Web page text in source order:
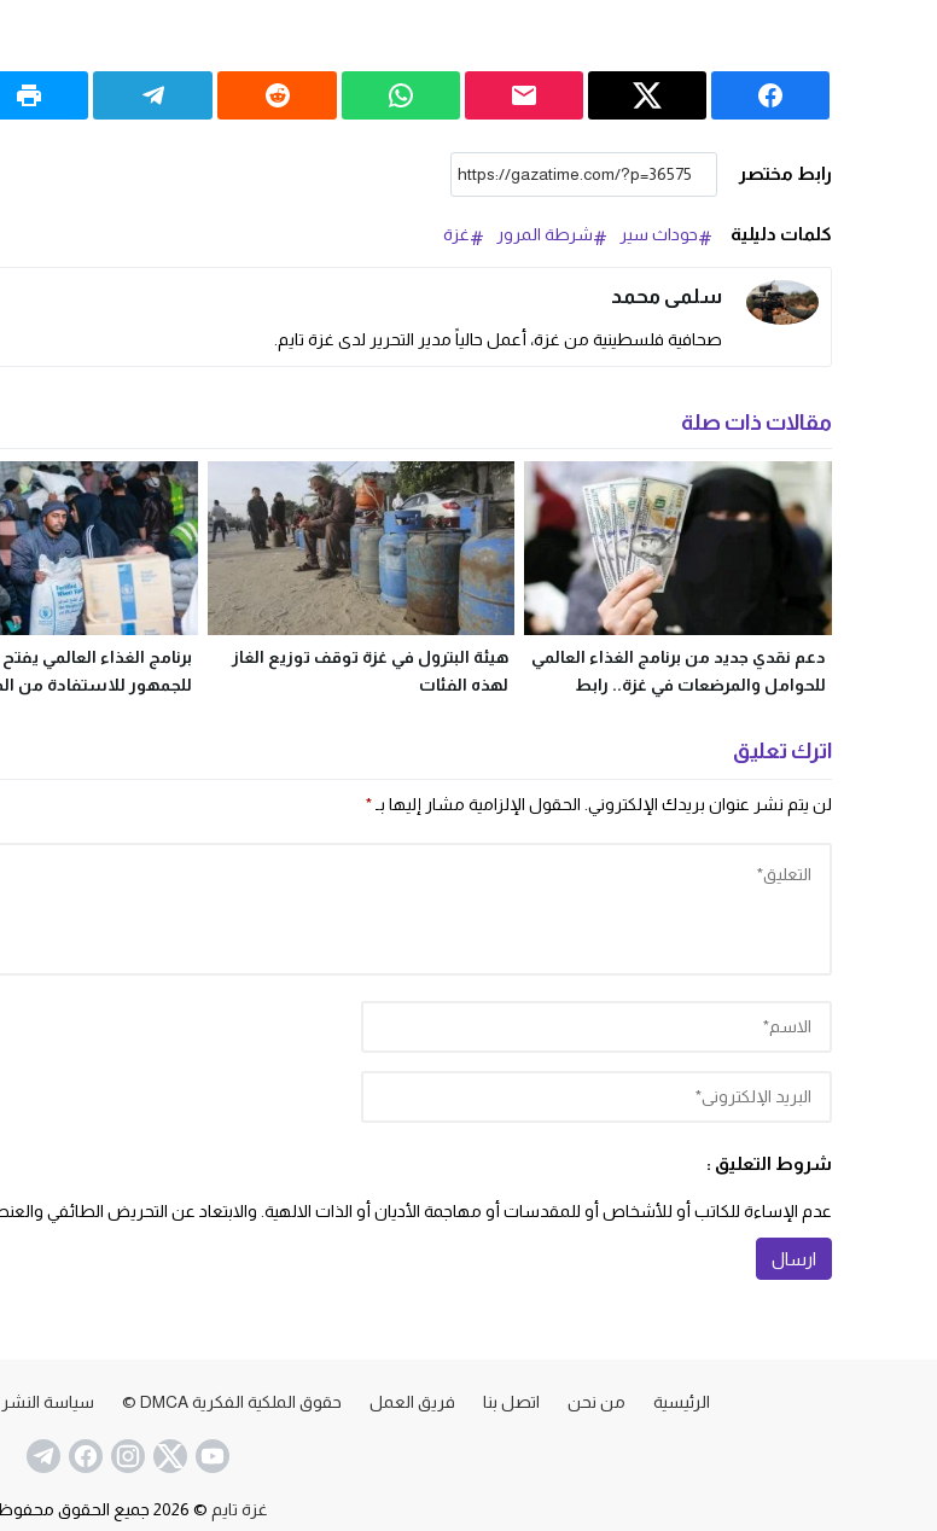
رابط مختصر
كلمات دليلية حوداث سير شرطة المرور غزة
سلمى محمد
صحافية فلسطينية من غزة، أعمل حالياً مدير التحرير لدى غزة تايم.
مقالات ذات صلة
دعم نقدي جديد من برنامج الغذاء العالمي
للحوامل والمرضعات في غزة.. رابط
هيئة البترول في غزة توقف توزيع الغاز
لهذه الفئات
برنامج الغذاء العالمي
للجمهور للاستفادة من
اترك تعليق
لن يتم نشر عنوان بريدك الإلكتروني. الحقول الإلزامية مشار إليها بـ *
شروط التعليق :
عدم الإساءة للكاتب أو للأشخاص أو للمقدسات أو مهاجمة الأديان أو الذات الالهية. والابتعاد عن التحريض الطائفي
الرئيسية من نحن اتصل بنا فريق العمل حقوق الملكية الفكرية DMCA © سياسة النشر
غزة تايم © 2026 جميع الحقوق محفوظة.